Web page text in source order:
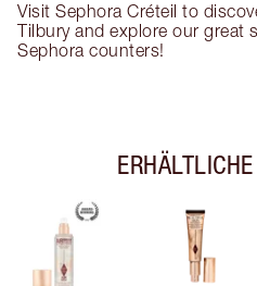
Visit Sephora Créteil to
Tilbury and explore our great
Sephora counters!